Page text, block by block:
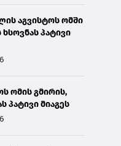
აგვისტოს ომში
პატივი
ომის გმირის,
პატივი მიაგეს